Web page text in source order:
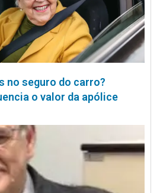
no seguro do carro?
o valor da apólice